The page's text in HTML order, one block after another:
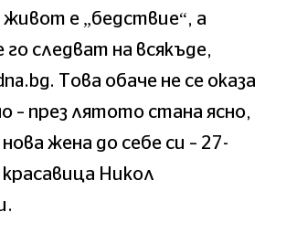
е „бедствие“, а
следват на всякъде,
Това обаче не се оказа
– през лятото стана ясно,
жена до себе си – 27-
Никол